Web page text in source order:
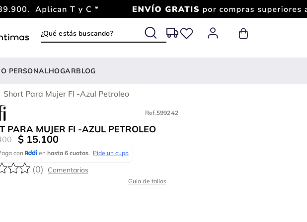
¿Qué estás buscando?
PERSONALHOGARBLOG
Short Para Mujer FI -Azul Petroleo
Ref.599242
PARA MUJER FI -AZUL PETROLEO
$ 15.100
(0)
Guia de tallas